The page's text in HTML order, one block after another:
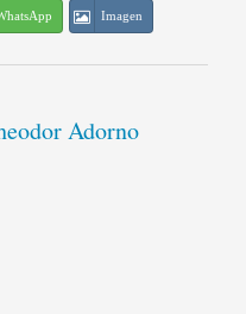
Imagen
Adorno